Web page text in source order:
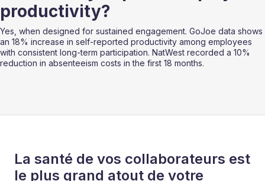
productivity?
Yes, when designed for sustained engagement. GoJoe data shows
an 18% increase in self-reported productivity among employees
with consistent long-term participation. NatWest recorded a 10%
reduction in absenteeism costs in the first 18 months.
La santé de vos collaborateurs est
le plus grand atout de votre